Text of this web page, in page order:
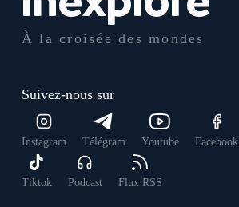
À la croisée des mondes
Suivez-nous sur
Instagram Télégram Youtube Facebook
Tiktok Podcast Flux RSS